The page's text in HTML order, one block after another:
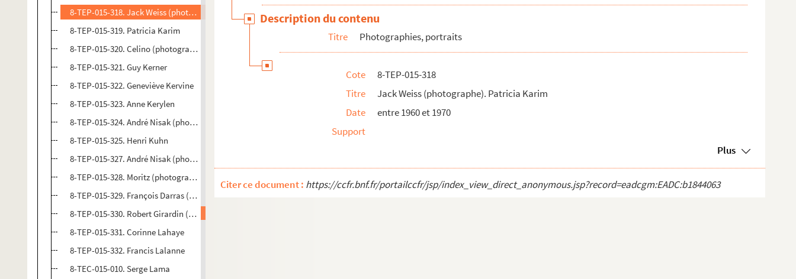
8-TEP-015-318. Jack Weiss (photographe). Patricia Karim
8-TEP-015-319. Patricia Karim
8-TEP-015-320. Celino (photographe). Emmanuel Karsen
8-TEP-015-321. Guy Kerner
8-TEP-015-322. Geneviève Kervine
8-TEP-015-323. Anne Kerylen
8-TEP-015-324. André Nisak (photographe). Sidney Kotto
8-TEP-015-325. Henri Kuhn
8-TEP-015-327. André Nisak (photographe). Chrystelle Labaude
8-TEP-015-328. Moritz (photographe). Guy Lacairy
8-TEP-015-329. François Darras (photographe). Corinne Lahaye
8-TEP-015-330. Robert Girardin (photographe). Corinne Lahaye
8-TEP-015-331. Corinne Lahaye
8-TEP-015-332. Francis Lalanne
8-TEC-015-010. Serge Lama
Description du contenu
Titre Photographies, portraits
Cote
8-TEP-015-318
Titre
Jack Weiss (photographe). Patricia Karim
Date
entre 1960 et 1970
Support
Plus
Citer ce document : https://ccfr.bnf.fr/portailccfr/jsp/index_view_direct_anonymous.jsp?record=eadcgm:EADC:b1844063